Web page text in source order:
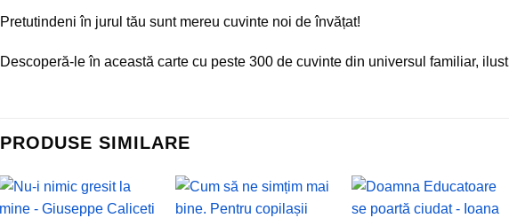
Pretutindeni în jurul tău sunt mereu cuvinte noi de învățat!
Descoperă-le în această carte cu peste 300 de cuvinte din universul familiar,
PRODUSE SIMILARE